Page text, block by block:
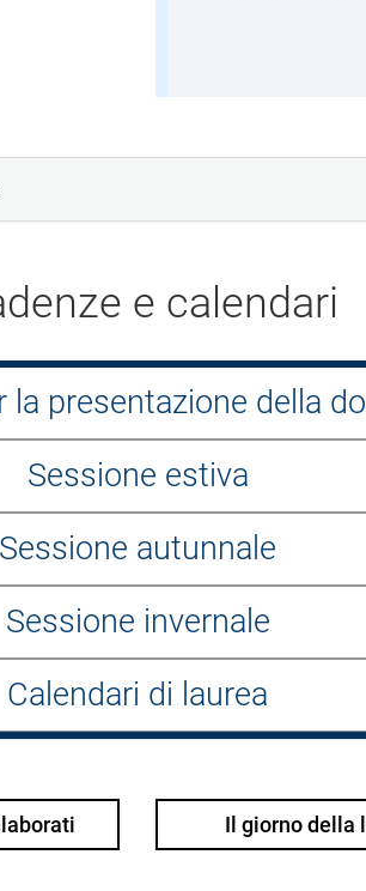
e calendari
la presentazione della
Sessione estiva
Sessione autunnale
Sessione invernale
Calendari di laurea
Il giorno della